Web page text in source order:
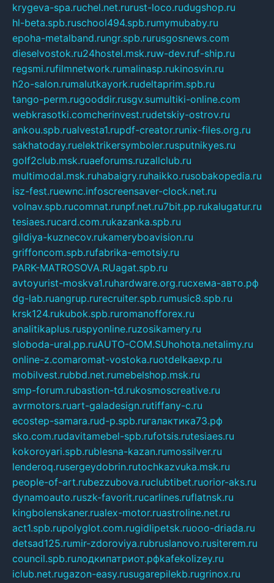
krygeva-spa.ruchel.net.rurust-loco.rudugshop.ru
hl-beta.spb.ruschool494.spb.rumymubaby.ru
epoha-metalband.rungr.spb.rurusgosnews.com
dieselvostok.ru24hostel.msk.ruw-dev.ruf-ship.ru
regsmi.rufilmnetwork.rumalinasp.rukinosvin.ru
h2o-salon.rumalutkayork.rudeltaprim.spb.ru
tango-perm.rugooddir.rusgv.sumultiki-online.com
webkrasotki.comcherinvest.rudetskiy-ostrov.ru
ankou.spb.rualvesta1.rupdf-creator.runix-files.org.ru
sakhatoday.ruelektrikersymboler.rusputnikyes.ru
golf2club.msk.ruaeforums.ruzallclub.ru
multimodal.msk.ruhabaigry.ruhaikko.rusobakopedia.ru
isz-fest.ruewnc.infoscreensaver-clock.net.ru
volnav.spb.rucomnat.runpf.net.ru7bit.pp.rukalugatur.ru
tesiaes.rucard.com.rukazanka.spb.ru
gildiya-kuznecov.rukameryboavision.ru
griffoncom.spb.rufabrika-emotsiy.ru
PARK-MATROSOVA.RUagat.spb.ru
avtoyurist-moskva1.ruhardware.org.ruсхема-авто.рф
dg-lab.ruangrup.rurecruiter.spb.rumusic8.spb.ru
krsk124.rukubok.spb.ruromanofforex.ru
analitikaplus.ruspyonline.ruzosikamery.ru
sloboda-ural.pp.ruAUTO-COM.SUhohota.netalimy.ru
online-z.comaromat-vostoka.ruotdelkaexp.ru
mobilvest.rubbd.net.rumebelshop.msk.ru
smp-forum.rubastion-td.rukosmoscreative.ru
avrmotors.ruart-galadesign.rutiffany-c.ru
ecostep-samara.rud-p.spb.ruгалактика73.рф
sko.com.rudavitamebel-spb.rufotsis.rutesiaes.ru
kokoroyari.spb.rublesna-kazan.rumossilver.ru
lenderoq.rusergeydobrin.rutochkazvuka.msk.ru
people-of-art.rubezzubova.ruclubtibet.ruorior-aks.ru
dynamoauto.ruszk-favorit.rucarlines.ruflatnsk.ru
kingbolenskaner.rualex-motor.ruastroline.net.ru
act1.spb.rupolyglot.com.rugidlipetsk.ruooo-driada.ru
detsad125.rumir-zdoroviya.rubruslanovo.rusiterem.ru
council.spb.ruлодкипатриот.рфkafekolizey.ru
iclub.net.rugazon-easy.rusugarepilekb.rugrinox.ru